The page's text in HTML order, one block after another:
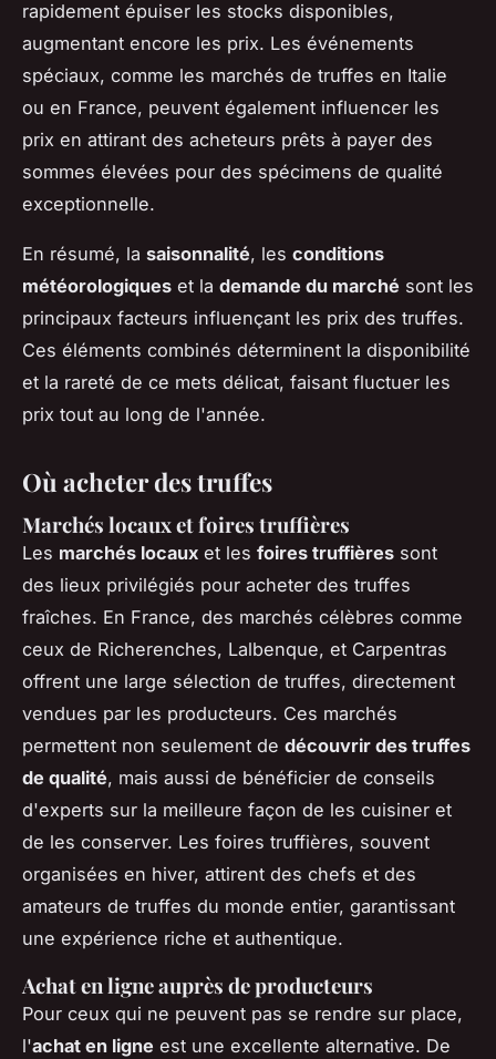
rapidement épuiser les stocks disponibles,
augmentant encore les prix. Les événements
spéciaux, comme les marchés de truffes en Italie
ou en France, peuvent également influencer les
prix en attirant des acheteurs prêts à payer des
sommes élevées pour des spécimens de qualité
exceptionnelle.
En résumé, la saisonnalité, les conditions
météorologiques et la demande du marché sont les
principaux facteurs influençant les prix des truffes.
Ces éléments combinés déterminent la disponibilité
et la rareté de ce mets délicat, faisant fluctuer les
prix tout au long de l'année.
Où acheter des truffes
Marchés locaux et foires truffières
Les marchés locaux et les foires truffières sont
des lieux privilégiés pour acheter des truffes
fraîches. En France, des marchés célèbres comme
ceux de Richerenches, Lalbenque, et Carpentras
offrent une large sélection de truffes, directement
vendues par les producteurs. Ces marchés
permettent non seulement de découvrir des truffes
de qualité, mais aussi de bénéficier de conseils
d'experts sur la meilleure façon de les cuisiner et
de les conserver. Les foires truffières, souvent
organisées en hiver, attirent des chefs et des
amateurs de truffes du monde entier, garantissant
une expérience riche et authentique.
Achat en ligne auprès de producteurs
Pour ceux qui ne peuvent pas se rendre sur place,
l'achat en ligne est une excellente alternative. De